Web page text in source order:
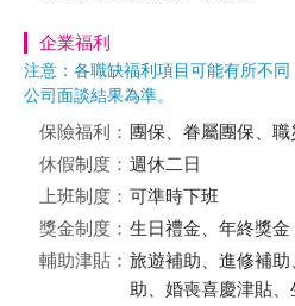
企業福利
注意：各職缺福利項目可能有所不
公司面談結果為準。
保險福利： 團保、眷屬團保、
休假制度： 週休二日
上班制度： 可準時下班
獎金制度： 生日禮金、年終獎
輔助津貼： 旅遊補助、進修補
助、婚喪喜慶津貼